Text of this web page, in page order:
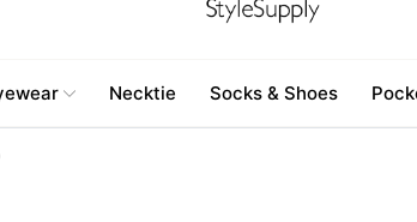
Necktie Socks & Shoes